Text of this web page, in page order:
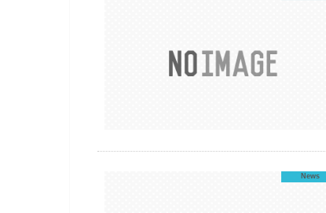
News